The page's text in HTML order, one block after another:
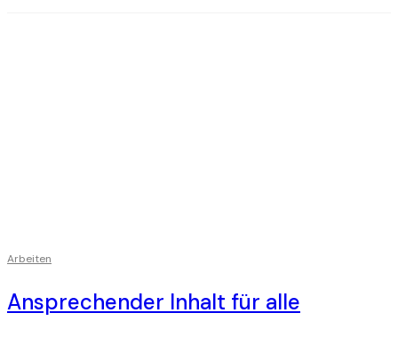
Arbeiten
Ansprechender Inhalt für alle